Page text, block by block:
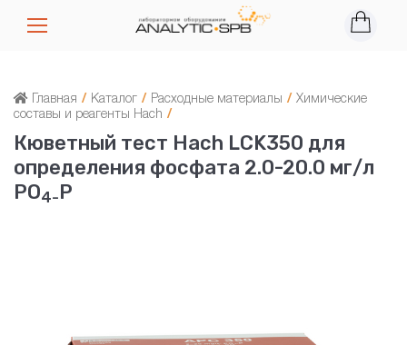
Главная / Каталог / Расходные материалы / Химические
составы и реагенты Hach /
Кюветный тест Hach LCK350 для
определения фосфата 2.0-20.0 мг/л
PO4-P